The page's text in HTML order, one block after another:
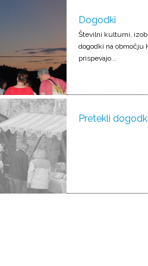
Dogodki
Številni kulturni,
dogodki na območju
prispevajo...
Pretekli dogodki